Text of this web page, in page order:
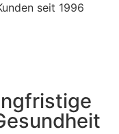
seit 1996